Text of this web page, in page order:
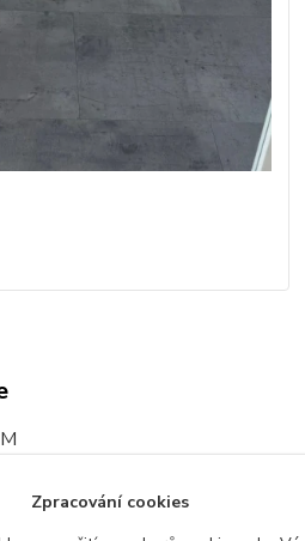
pytlíku kvůli poškození
Zpracování cookies